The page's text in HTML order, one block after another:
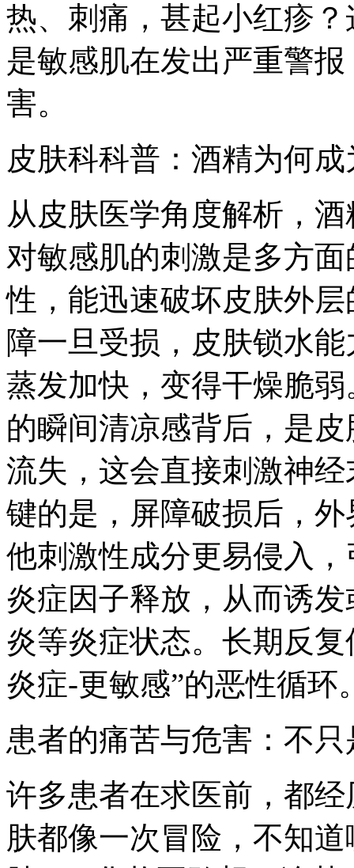
热、刺痛，甚起小红疹
是敏感肌在发出严重警
害。
皮肤科科普：酒精为何
从皮肤医学角度解析，
对敏感肌的刺激是多方
性，能迅速破坏皮肤外
障一旦受损，皮肤锁水
蒸发加快，变得干燥脆
的瞬间清凉感背后，是
流失，这会直接刺激神
键的是，屏障破损后，
他刺激性成分更易侵入
炎症因子释放，从而诱
炎等炎症状态。长期反
炎症-更敏感”的恶性循环
患者的痛苦与危害：不
许多患者在求医前，都
肤都像一次冒险，不知